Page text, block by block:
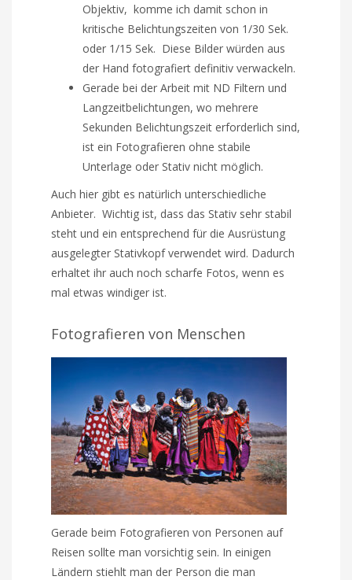
Objektiv, komme ich damit schon in
kritische Belichtungszeiten von 1/30 Sek.
oder 1/15 Sek. Diese Bilder würden aus
der Hand fotografiert definitiv verwackeln.
Gerade bei der Arbeit mit ND Filtern und
Langzeitbelichtungen, wo mehrere
Sekunden Belichtungszeit erforderlich sind,
ist ein Fotografieren ohne stabile
Unterlage oder Stativ nicht möglich.
Auch hier gibt es natürlich unterschiedliche
Anbieter. Wichtig ist, dass das Stativ sehr stabil
steht und ein entsprechend für die Ausrüstung
ausgelegter Stativkopf verwendet wird. Dadurch
erhaltet ihr auch noch scharfe Fotos, wenn es
mal etwas windiger ist.
Fotografieren von Menschen
Gerade beim Fotografieren von Personen auf
Reisen sollte man vorsichtig sein. In einigen
Ländern stiehlt man der Person die man